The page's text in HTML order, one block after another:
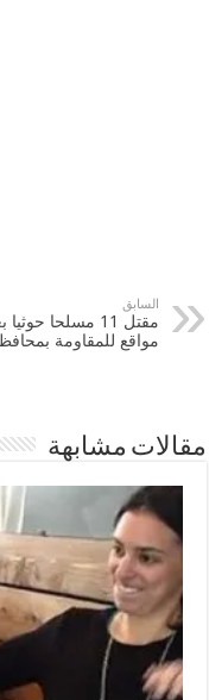
السابق
مقتل 11 مسلحا
مواقع للمقاومة
مقالات مشابهة